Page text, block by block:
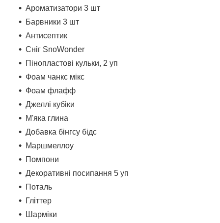
Ароматизатори 3 шт
Барвники 3 шт
Антисептик
Сніг SnoWonder
Пінопластові кульки, 2 уп
Фоам чанкс мікс
Фоам флафф
Джеллі кубіки
М'яка глина
Добавка бінгсу бідс
Маршмеллоу
Помпони
Декоративні посипання 5 уп
Поталь
Гліттер
Шарміки